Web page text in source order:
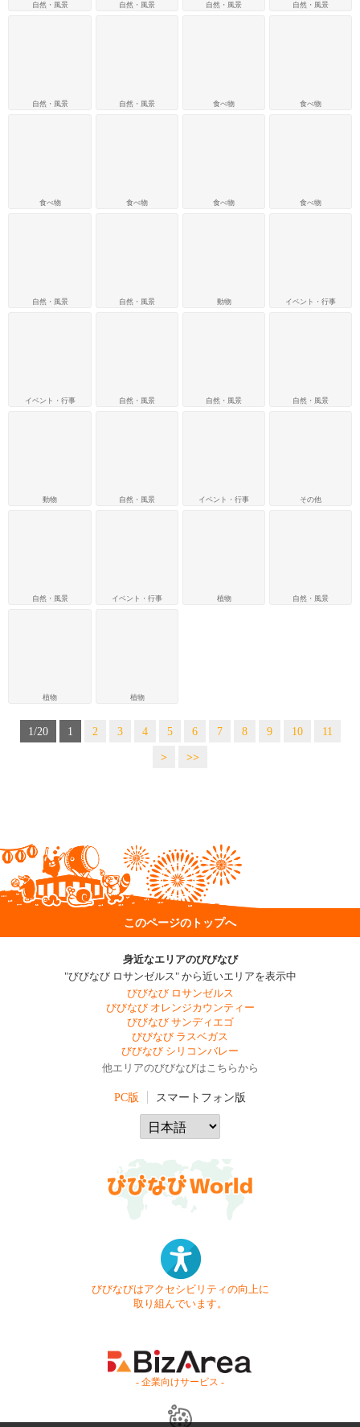
自然・風景
自然・風景
食べ物
自然・風景
イベント・行事
動物
自然・風景
植物
自然・風景
自然・風景
食べ物
自然・風景
自然・風景
自然・風景
イベント・行事
植物
自然・風景
食べ物
食べ物
動物
自然・風景
イベント・行事
植物
自然・風景
食べ物
食べ物
イベント・行事
自然・風景
その他
自然・風景
1/20 1 2 3 4 5 6 7 8 9 10
11
>
>>
このページのトップへ
身近なエリアのびびなび
"びびなび ロサンゼルス" から近いエリアを表示中
びびなび ロサンゼルス
びびなび オレンジカウンティー
びびなび サンディエゴ
びびなび ラスベガス
びびなび シリコンバレー
他エリアのびびなびはこちらから
PC版 スマートフォン版
びびなびはアクセシビリティの向上に
取り組んでいます。
- 企業向けサービス -